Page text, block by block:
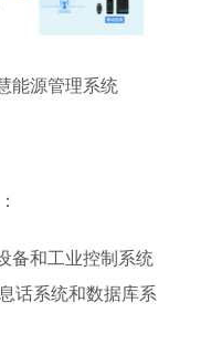
能源管理系统
备和工业控制系统
话系统和数据库系